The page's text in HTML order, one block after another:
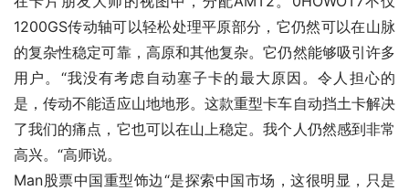
1200GS传动轴可以轻松处理平原部分，它仍然可以在山脉
的复杂性稳定可靠，高原和其他复杂。它仍然能够吸引许多
用户。“我没有考虑自动塞子卡的最大原因。令人担心的
是，传动不能适应山地地形。这款重型卡车自动挡土卡解决
了我们的痛点，它也可以在山上稳定。我个人仍然感到非常
高兴。“高师说。
Man股票中国重型饰边“是探索中国市场，这很明显，只是